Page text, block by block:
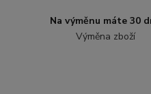
Na výměnu máte 30
Výměna zboží